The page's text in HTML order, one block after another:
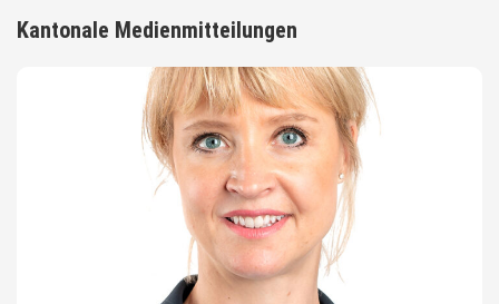
Kantonale Medienmitteilungen